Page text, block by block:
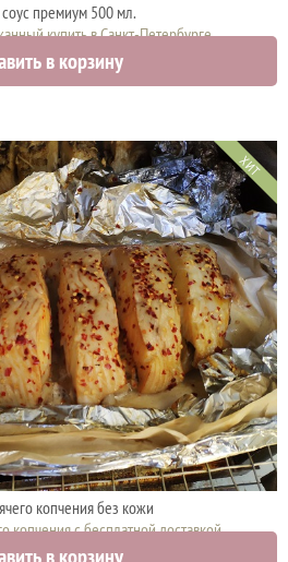
премиум 500 мл.
купить в Санкт-Петербурге
700 руб.в корзину
ХИТ
копчения без кожи
копчения с бесплатной доставкой